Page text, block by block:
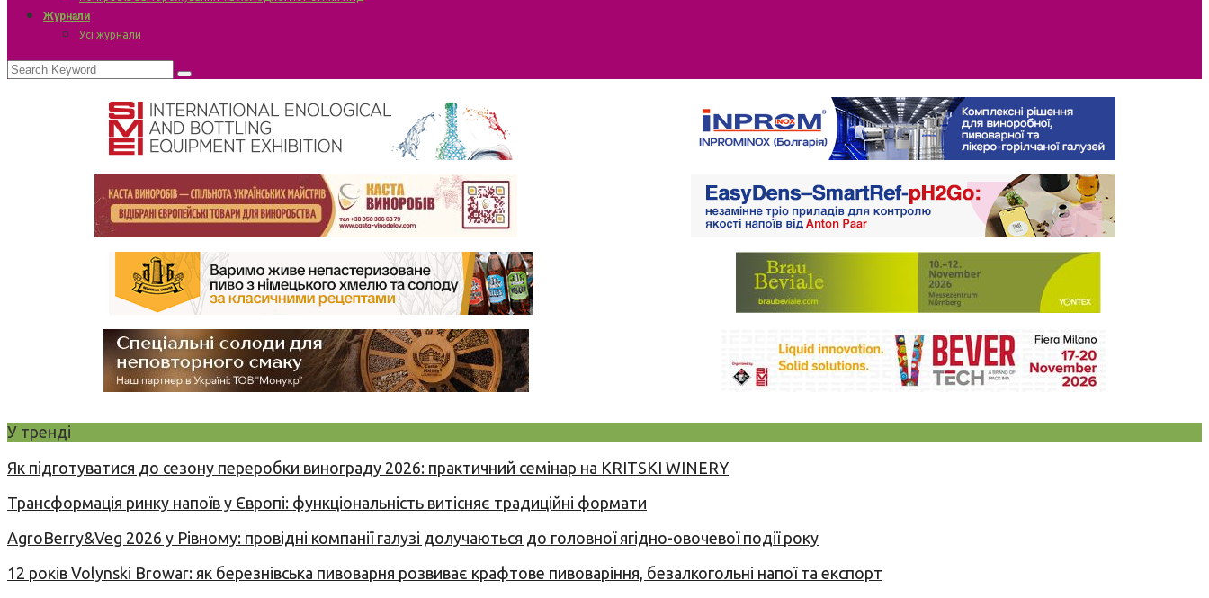
Журнали
Усі журнали
У тренді
Як підготуватися до сезону переробки винограду 2026: практичний семінар на KRITSKI WINERY
Трансформація ринку напоїв у Європі: функціональність витісняє традиційні формати
AgroBerry&Veg 2026 у Рівному: провідні компанії галузі долучаються до головної ягідно-овочевої події року
12 років Volynski Browar: як березнівська пивоварня розвиває крафтове пивоваріння, безалкогольні напої та експорт